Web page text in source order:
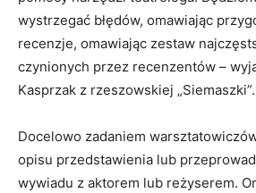
wystrzegać błędów, omawiając
recenzje, omawiając zestaw
czynionych przez recenzentów –
Kasprzak z rzeszowskiej „Siemaszki”.
Docelowo zadaniem
opisu przedstawienia lub
wywiadu z aktorem lub reżyserem.